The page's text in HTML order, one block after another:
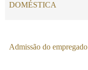
DOMÉSTICA
Admissão do empregado